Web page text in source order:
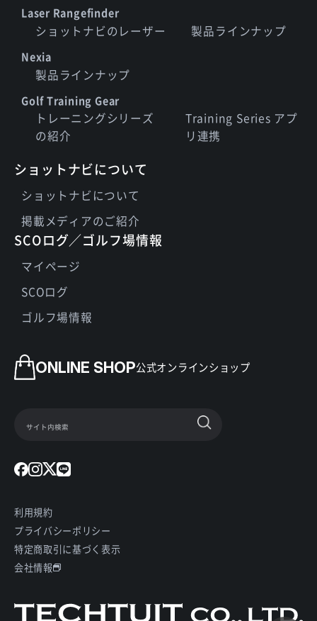
ONLINE SHOP公式オンラインショップ
利用規約
プライバシーポリシー
特定商取引に基づく表示
会社情報
Laser Rangefinder
ショットナビのレーザー 製品ラインナップ
Nexia
製品ラインナップ
Golf Training Gear
トレーニングシリーズ
の紹介
Training Series アプ
リ連携
ショットナビについて
ショットナビについて
掲載メディアのご紹介
SCOログ／ゴルフ場情報
マイページ
SCOログ
ゴルフ場情報